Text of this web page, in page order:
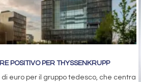
POSITIVO PER THYSSENKRUPP
euro per il gruppo tedesco, che centra